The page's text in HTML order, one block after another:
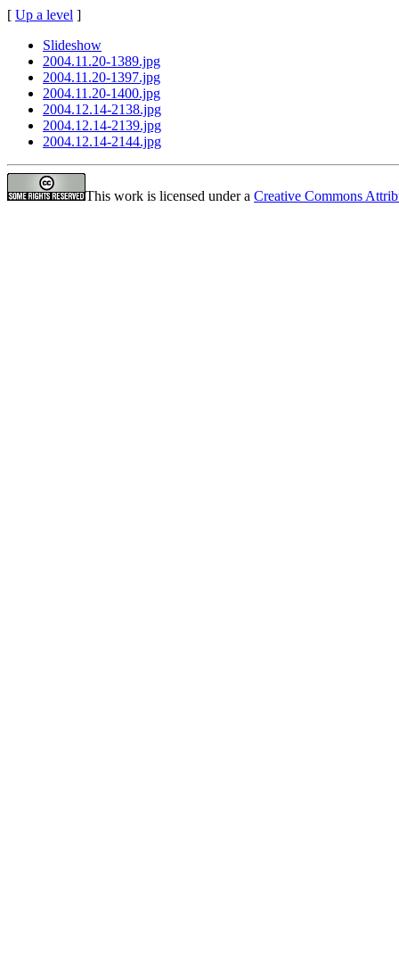
[ Up a level ]
Slideshow
2004.11.20-1389.jpg
2004.11.20-1397.jpg
2004.11.20-1400.jpg
2004.12.14-2138.jpg
2004.12.14-2139.jpg
2004.12.14-2144.jpg
This work is licensed under a Creative Commons